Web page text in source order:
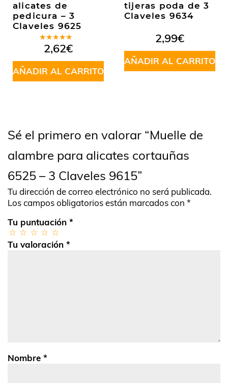
alicates de
pedicura – 3
Claveles 9625
Valorado
en5.00de
5
2,62€
AÑADIR AL CARRITO
tijeras poda de 3
Claveles 9634
2,99€
AÑADIR AL CARRITO
Sé el primero en valorar “Muelle de
alambre para alicates cortauñas
6525 – 3 Claveles 9615”
Tu dirección de correo electrónico no será publicada.
Los campos obligatorios están marcados con *
Tu puntuación *
Tu valoración *
Nombre *